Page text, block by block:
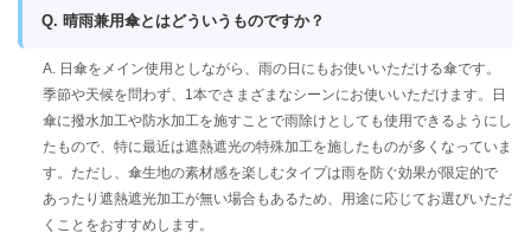
Q. 晴雨兼用傘とはどういうものですか？
A. 日傘をメイン使用としながら、雨の日にもお使いいただける傘です。
季節や天候を問わず、1本でさまざまなシーンにお使いいただけます。日
傘に撥水加工や防水加工を施すことで雨除けとしても使用できるようにし
たもので、特に最近は遮熱遮光の特殊加工を施したものが多くなっていま
す。ただし、傘生地の素材感を楽しむタイプは雨を防ぐ効果が限定的で
あったり遮熱遮光加工が無い場合もあるため、用途に応じてお選びいただ
くことをおすすめします。